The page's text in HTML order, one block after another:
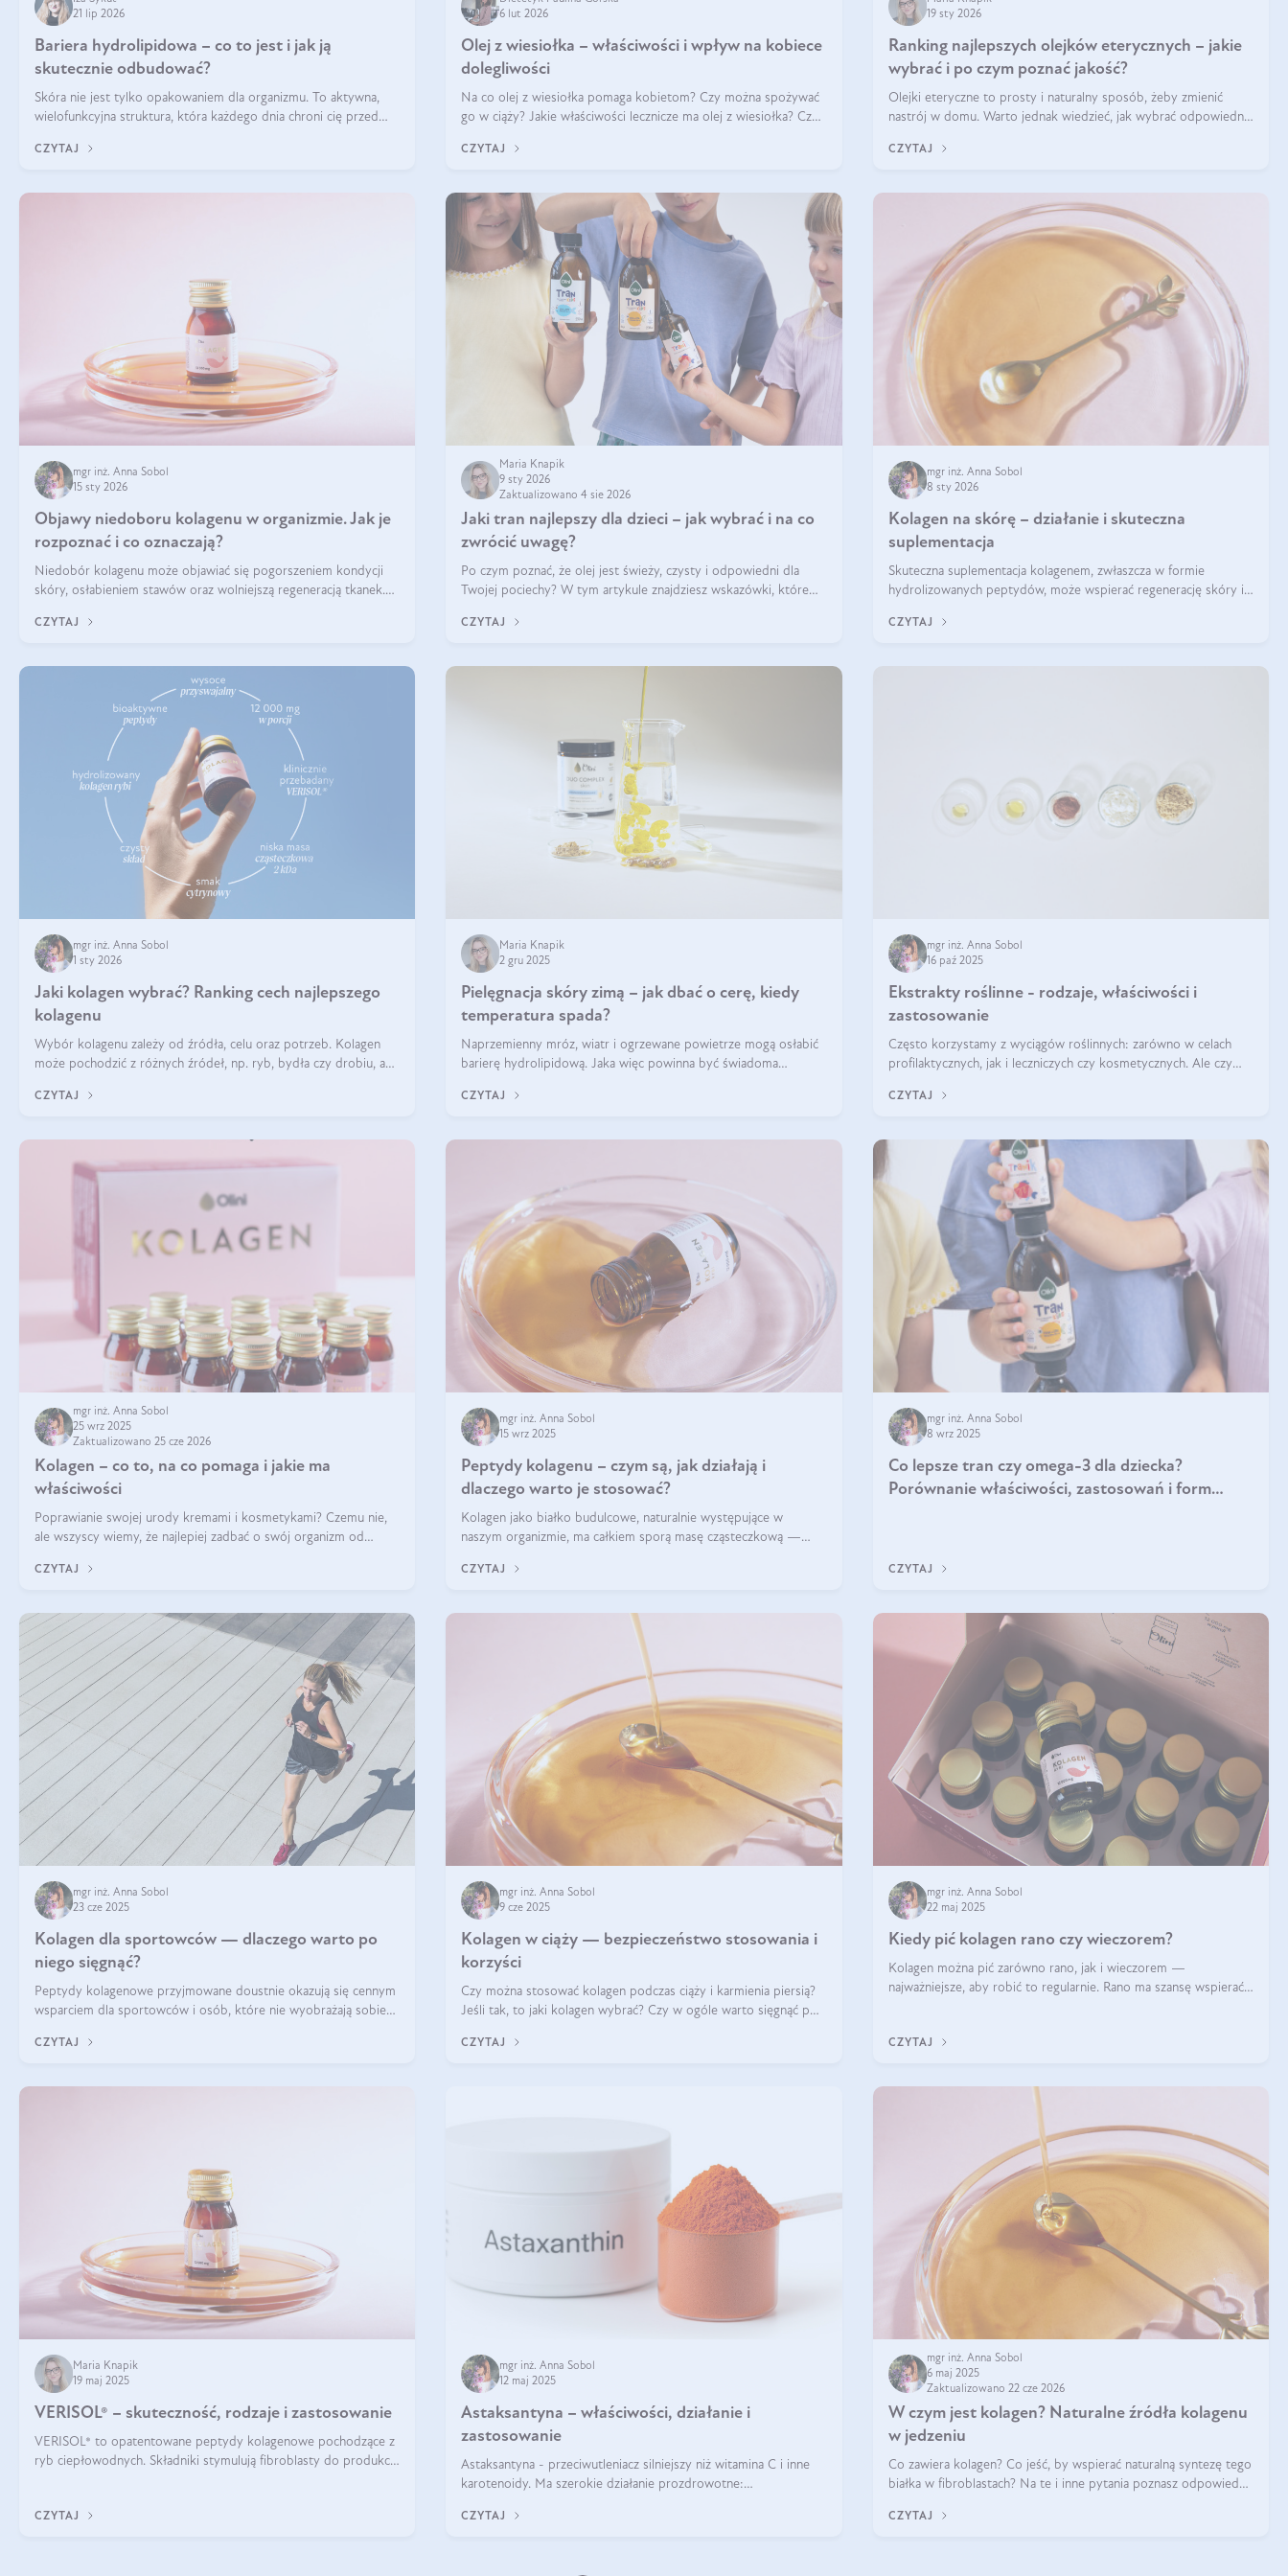
21 lip 2026
Bariera hydrolipidowa – co to jest i jak ją
skutecznie odbudować?
Skóra nie jest tylko opakowaniem dla organizmu. To aktywna,
wielofunkcyjna struktura, która każdego dnia chroni cię przed
środowiskowymi. Jednym z jej kluczowych elementów jest
CZYTAJ
6 lut 2026
Olej z wiesiołka – właściwości i wpływ na kobiece
dolegliwości
Na co olej z wiesiołka pomaga kobietom? Czy można spożywać
go w ciąży? Jakie właściwości lecznicze ma olej z wiesiołka? Czy
efekty? Jaka jes
CZYTAJ
19 sty 2026
Ranking najlepszych olejków eterycznych – jakie
wybrać i po czym poznać jakość?
Olejki eteryczne to prosty i naturalny sposób, żeby zmienić
nastrój w domu. Warto jednak wiedzieć, jak wybrać odpowiednie
eteryczne są najlepsze? Poznaj najważniejsze kryteria wyboru!
CZYTAJ
mgr inż. Anna Sobol
15 sty 2026
Objawy niedoboru kolagenu w organizmie. Jak je
rozpoznać i co oznaczają?
Niedobór kolagenu może objawiać się pogorszeniem kondycji
skóry, osłabieniem stawów oraz wolniejszą regeneracją tkanek.
skóry, bóle stawów, łamliwość paznokci oraz osłabienie włosów.
CZYTAJ
Maria Knapik
9 sty 2026
Zaktualizowano 4 sie 2026
Jaki tran najlepszy dla dzieci – jak wybrać i na co
zwrócić uwagę?
Po czym poznać, że olej jest świeży, czysty i odpowiedni dla
Twojej pociechy? W tym artykule znajdziesz wskazówki, które
CZYTAJ
mgr inż. Anna Sobol
8 sty 2026
Kolagen na skórę – działanie i skuteczna
suplementacja
Skuteczna suplementacja kolagenem, zwłaszcza w formie
hydrolizowanych peptydów, może wspierać regenerację skóry i
regularnością stosowania.
CZYTAJ
mgr inż. Anna Sobol
1 sty 2026
Jaki kolagen wybrać? Ranking cech najlepszego
kolagenu
Wybór kolagenu zależy od źródła, celu oraz potrzeb. Kolagen
może pochodzić z różnych źródeł, np. ryb, bydła czy drobiu, a
sprawdza się kolagen rybi, a dla wspierania stawów — kolagen
CZYTAJ
Maria Knapik
2 gru 2025
Pielęgnacja skóry zimą – jak dbać o cerę, kiedy
temperatura spada?
Naprzemienny mróz, wiatr i ogrzewane powietrze mogą osłabić
barierę hydrolipidową. Jaka więc powinna być świadoma
CZYTAJ
mgr inż. Anna Sobol
16 paź 2025
Ekstrakty roślinne - rodzaje, właściwości i
zastosowanie
Często korzystamy z wyciągów roślinnych: zarówno w celach
profilaktycznych, jak i leczniczych czy kosmetycznych. Ale czy
tych substancji z roślin?
CZYTAJ
mgr inż. Anna Sobol
25 wrz 2025
Zaktualizowano 25 cze 2026
Kolagen – co to, na co pomaga i jakie ma
właściwości
Poprawianie swojej urody kremami i kosmetykami? Czemu nie,
ale wszyscy wiemy, że najlepiej zadbać o swój organizm od
zewnętrzny prezentował się zdrowo i atrakcyjnie. Stosowanie
CZYTAJ
mgr inż. Anna Sobol
15 wrz 2025
Peptydy kolagenu – czym są, jak działają i
dlaczego warto je stosować?
Kolagen jako białko budulcowe, naturalnie występujące w
naszym organizmie, ma całkiem sporą masę cząsteczkową —
formie, byłby trudno strawialny. Aby był lepiej przyswajalny i
CZYTAJ
mgr inż. Anna Sobol
8 wrz 2025
Co lepsze tran czy omega-3 dla dziecka?
Porównanie właściwości, zastosowań i form
CZYTAJ
mgr inż. Anna Sobol
23 cze 2025
Kolagen dla sportowców — dlaczego warto po
niego sięgnąć?
Peptydy kolagenowe przyjmowane doustnie okazują się cennym
wsparciem dla sportowców i osób, które nie wyobrażają sobie
CZYTAJ
mgr inż. Anna Sobol
9 cze 2025
Kolagen w ciąży — bezpieczeństwo stosowania i
korzyści
Czy można stosować kolagen podczas ciąży i karmienia piersią?
Jeśli tak, to jaki kolagen wybrać? Czy w ogóle warto sięgnąć po
CZYTAJ
mgr inż. Anna Sobol
22 maj 2025
Kiedy pić kolagen rano czy wieczorem?
Kolagen można pić zarówno rano, jak i wieczorem —
najważniejsze, aby robić to regularnie. Rano ma szansę wspierać
CZYTAJ
Maria Knapik
19 maj 2025
VERISOL® – skuteczność, rodzaje i zastosowanie
VERISOL® to opatentowane peptydy kolagenowe pochodzące z
ryb ciepłowodnych. Składniki stymulują fibroblasty do produkcji
komórek skóry.
CZYTAJ
mgr inż. Anna Sobol
12 maj 2025
Astaksantyna – właściwości, działanie i
zastosowanie
Astaksantyna - przeciwutleniacz silniejszy niż witamina C i inne
karotenoidy. Ma szerokie działanie prozdrowotne:
CZYTAJ
mgr inż. Anna Sobol
6 maj 2025
Zaktualizowano 22 cze 2026
W czym jest kolagen? Naturalne źródła kolagenu
w jedzeniu
Co zawiera kolagen? Co jeść, by wspierać naturalną syntezę tego
białka w fibroblastach? Na te i inne pytania poznasz odpowiedź
CZYTAJ